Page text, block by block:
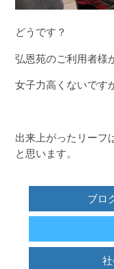
どうです？
弘恩苑のご利用者様
女子力高くないです
出来上がったリーフ
と思います。
ブロ